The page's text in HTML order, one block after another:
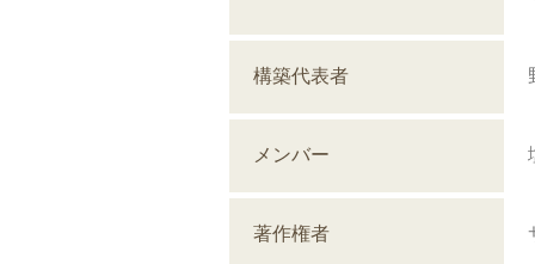
構築代表者
メンバー
著作権者